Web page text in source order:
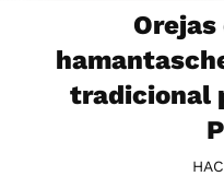
Orejas
tradicional